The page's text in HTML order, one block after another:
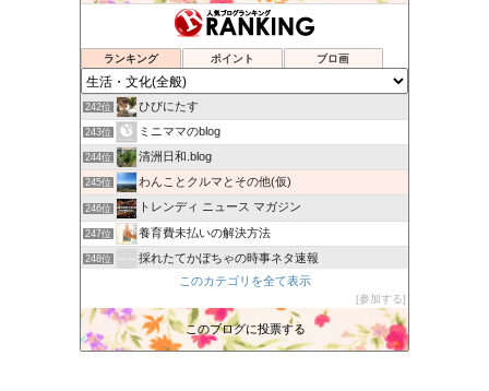
ランキング ポイント ブロ画
238位 おかざり庵Blog
tamoログ！？
240位 AFT SHOP
241位 skog BLOG
242位 ひびにたす
243位 ミニママのblog
244位 清洲日和.blog
245位 わんことクルマとその他(仮)
246位 トレンディ ニュース マガジン
247位 養育費未払いの解決方法
248位 採れたてかぼちゃの時事ネタ速報
あかりブログ
250位 北の大地からのおくりもの
251位 Piyo Studio ぴよスタジオ
このカテゴリを全て表示
参加する
このブログに投票する